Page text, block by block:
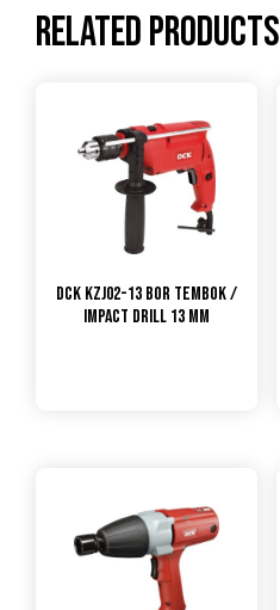
Related products
DCK KZJ02-13 Bor Tembok /
Impact Drill 13 mm